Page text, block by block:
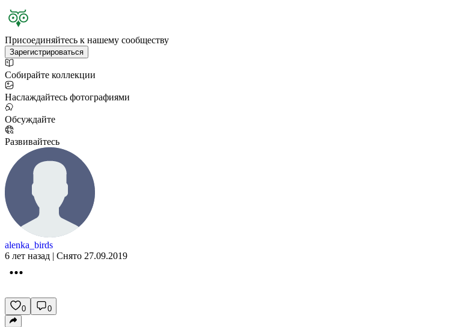
Присоединяйтесь к нашему сообществу
Зарегистрироваться
Собирайте коллекции
Наслаждайтесь фотографиями
Обсуждайте
Развивайтесь
alenka_birds
6 лет назад | Снято 27.09.2019
0 0